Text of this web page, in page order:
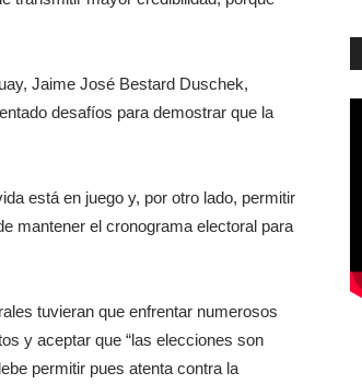
Jaime José Bestard Duschek,
desafíos para demostrar que la
está en juego y, por otro lado, permitir
mantener el cronograma electoral para
tuvieran que enfrentar numerosos
y aceptar que “las elecciones son
permitir pues atenta contra la